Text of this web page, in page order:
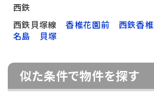
西鉄
西鉄貝塚線
香椎花園前 西鉄香椎
名島
貝塚
似た条件で物件を探す